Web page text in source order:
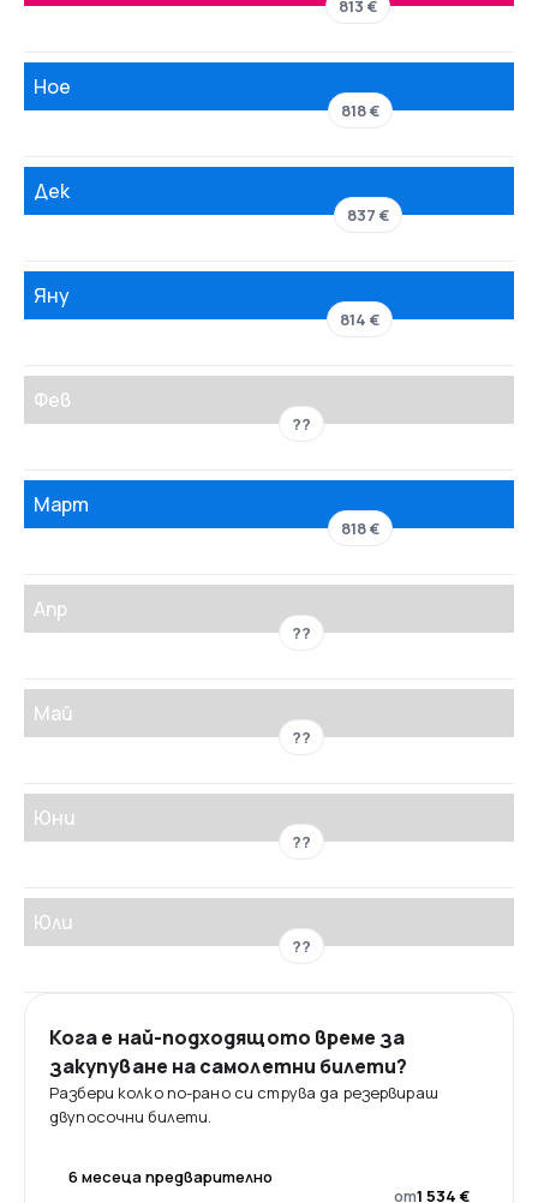
813 €
Ное
818 €
Дек
837 €
Яну
814 €
Фев
??
Март
818 €
Апр
??
Май
??
Юни
??
Юли
??
Кога е най-подходящото време за
закупуване на самолетни билети?
Разбери колко по-рано си струва да резервираш
двупосочни билети.
6 месеца предварително
от1 534 €